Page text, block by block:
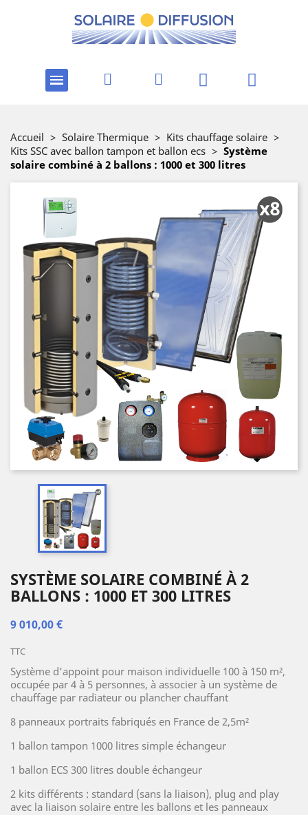
Accueil > Solaire Thermique > Kits chauffage solaire >
Kits SSC avec ballon tampon et ballon ecs > Système
solaire combiné à 2 ballons : 1000 et 300 litres
SYSTÈME SOLAIRE COMBINÉ À 2
BALLONS : 1000 ET 300 LITRES
9 010,00 €
TTC
Système d'appoint pour maison individuelle 100 à 150 m²,
occupée par 4 à 5 personnes, à associer à un système de
chauffage par radiateur ou plancher chauffant
8 panneaux portraits fabriqués en France de 2,5m²
1 ballon tampon 1000 litres simple échangeur
1 ballon ECS 300 litres double échangeur
2 kits différents : standard (sans la liaison), plug and play
avec la liaison solaire entre les ballons et les panneaux